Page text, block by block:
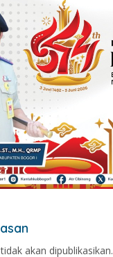
akan dipublikasikan.